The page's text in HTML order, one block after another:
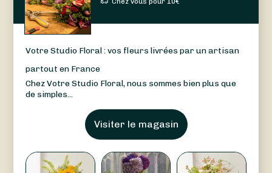
Votre Studio Floral : vos fleurs livrées par un artisan
partout en France
Chez Votre Studio Floral, nous sommes bien plus que
de simples...
Visiter le magasin